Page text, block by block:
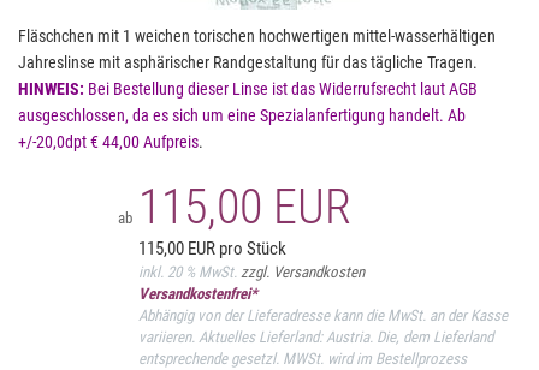
Fläschchen mit 1 weichen torischen hochwertigen mittel-wasserhältigen
Jahreslinse mit asphärischer Randgestaltung für das tägliche Tragen.
HINWEIS: Bei Bestellung dieser Linse ist das Widerrufsrecht laut AGB
ausgeschlossen, da es sich um eine Spezialanfertigung handelt. Ab
+/-20,0dpt € 44,00 Aufpreis.
ab 115,00 EUR
115,00 EUR pro Stück
inkl. 20 % MwSt. zzgl. Versandkosten
Versandkostenfrei*
Abhängig von der Lieferadresse kann die MwSt. an der Kasse
variieren. Aktuelles Lieferland: Austria. Die, dem Lieferland
entsprechende gesetzl. MWSt. wird im Bestellprozess